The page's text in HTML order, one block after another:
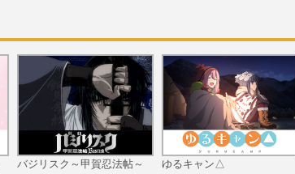
バジリスク～甲賀忍法帖～ ゆるキャン△